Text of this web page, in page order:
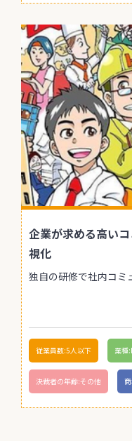
企業が求める高い
視化
独自の研修で社内コミ
従業員数:5人以下 業種
決裁者の年齢:その他